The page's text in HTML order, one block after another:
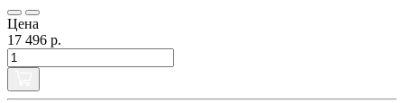
Цена
17 496 р.